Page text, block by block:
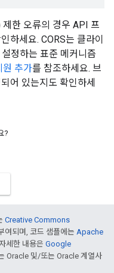
한 오류의 경우 API 프
하세요. CORS는 클라이
정하는 표준 메커니즘
원 추가를 참조하세요. 브
어 있는지도 확인하세
?
Creative Commons
여되며, 코드 샘플에는 Apache
세한 내용은 Google
Oracle 및/또는 Oracle 계열사